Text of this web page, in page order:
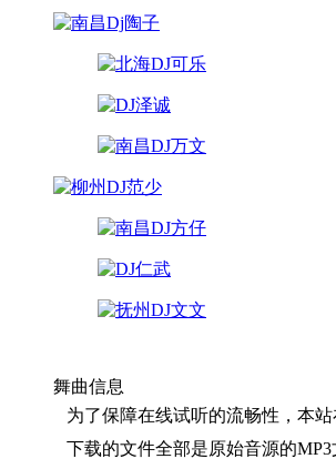
舞曲信息
为了保障在线试听的流畅性，本
下载的文件全部是原始音源的MP3